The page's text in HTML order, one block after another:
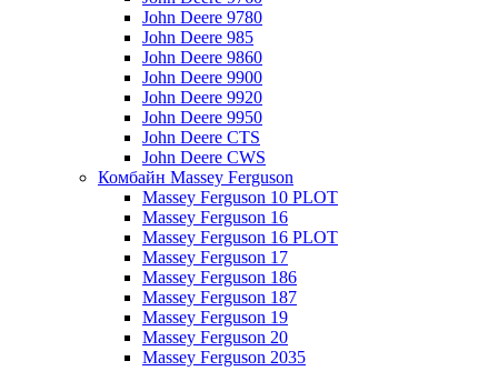
John Deere 9780
John Deere 985
John Deere 9860
John Deere 9900
John Deere 9920
John Deere 9950
John Deere CTS
John Deere CWS
Комбайн Massey Ferguson
Massey Ferguson 10 PLOT
Massey Ferguson 16
Massey Ferguson 16 PLOT
Massey Ferguson 17
Massey Ferguson 186
Massey Ferguson 187
Massey Ferguson 19
Massey Ferguson 20
Massey Ferguson 2035